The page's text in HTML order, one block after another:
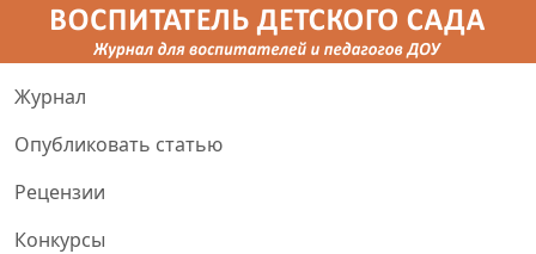
Журнал
Опубликовать статью
Рецензии
Конкурсы